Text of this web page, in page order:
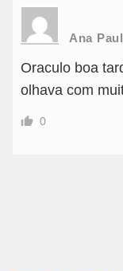
Ana
Oraculo boa
olhava com
0